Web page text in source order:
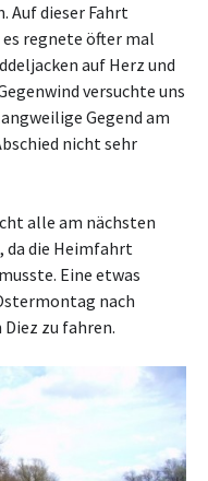
Auf dieser Fahrt
regnete öfter mal
auf Herz und
versuchte uns
Gegend am
nicht sehr
alle am nächsten
da die Heimfahrt
Eine etwas
nach
zu fahren.